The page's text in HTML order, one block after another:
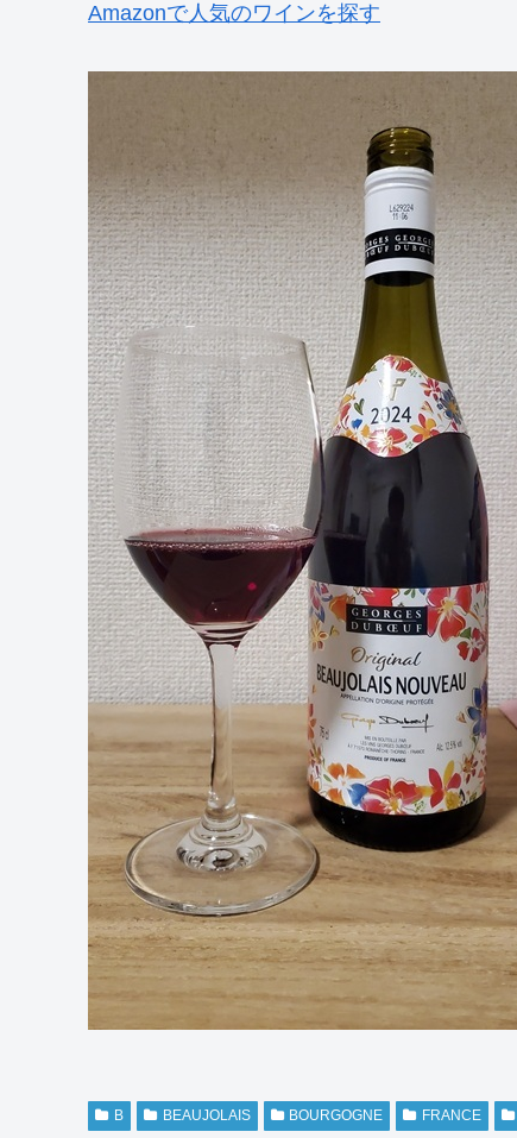
Amazonで人気のワインを探す
B BEAUJOLAIS BOURGOGNE FRANCE